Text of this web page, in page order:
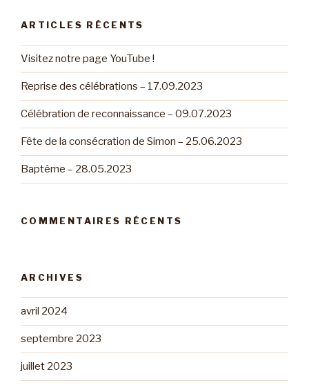
ARTICLES RÉCENTS
Visitez notre page YouTube !
Reprise des célébrations – 17.09.2023
Célébration de reconnaissance – 09.07.2023
Fête de la consécration de Simon – 25.06.2023
Baptême – 28.05.2023
COMMENTAIRES RÉCENTS
ARCHIVES
avril 2024
septembre 2023
juillet 2023